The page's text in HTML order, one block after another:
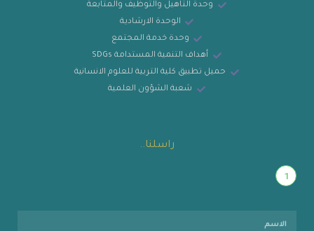
وحدة التاهيل والتوظيف والمتابعة
الوحدة الارشادية
وحدة خدمة المجتمع
أهداف التنمية المستدامة SDGs
حميل تطبيق كلية التربية للعلوم الانسانية
شعبة الشؤون العلمية
راسلنا..
1